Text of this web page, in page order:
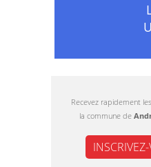
Recevez rapidement
la commune de